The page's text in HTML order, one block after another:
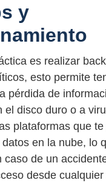
y
es realizar
esto permite
pérdida de
el disco duro o a
plataformas que
en la nube, lo
caso de un
desde